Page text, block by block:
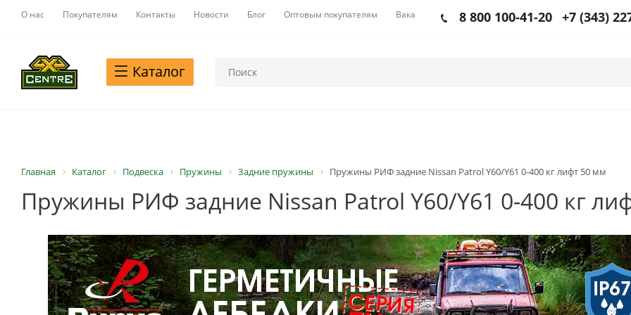
О нас Покупателям Контакты Новости Блог Оптовым покупателям Вакансии 8 800 100-41-20 +7 (343)
Каталог
Главная Каталог Подвеска Пружины Задние пружины Пружины РИФ задние Nissan Patrol Y60/Y61 0-400 кг лифт 50 мм
Пружины РИФ задние Nissan Patrol Y60/Y61 0-400 кг